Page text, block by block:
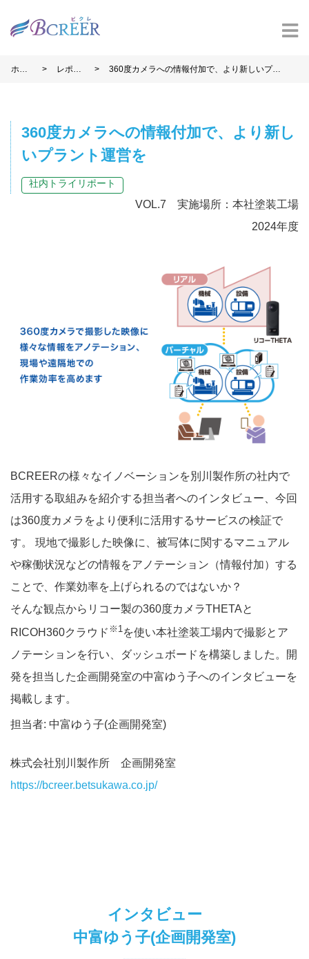
ホー
>
レポー
>
360度カメラへの情報付加で、より新しいプラ
360度カメラへの情報付加で、より新し
いプラント運営を
社内トライリポート
VOL.7 実施場所：本社塗装工場
2024年度
BCREERの様々なイノベーションを別川製作所の社内で
活用する取組みを紹介する担当者へのインタビュー、今回
は360度カメラをより便利に活用するサービスの検証で
す。 現地で撮影した映像に、被写体に関するマニュアル
や稼働状況などの情報をアノテーション（情報付加）する
ことで、作業効率を上げられるのではないか？
そんな観点からリコー製の360度カメラTHETAと
RICOH360クラウド ※1 を使い本社塗装工場内で撮影とア
ノテーションを行い、ダッシュボードを構築しました。開
発を担当した企画開発室の中富ゆう子へのインタビューを
掲載します。
担当者: 中富ゆう子(企画開発室)
株式会社別川製作所 企画開発室
https://bcreer.betsukawa.co.jp/
インタビュー
中富ゆう子(企画開発室)